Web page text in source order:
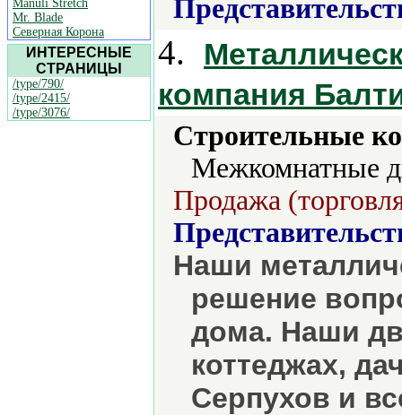
Manuli Stretch
Mr. Blade
Северная Корона
ИНТЕРЕСНЫЕ
СТРАНИЦЫ
/type/790/
/type/2415/
/type/3076/
4.
компания
Строительные
Межкомнатные
Продажа
Наши
решение
дома. Наши
коттеджах,
Серпухов и